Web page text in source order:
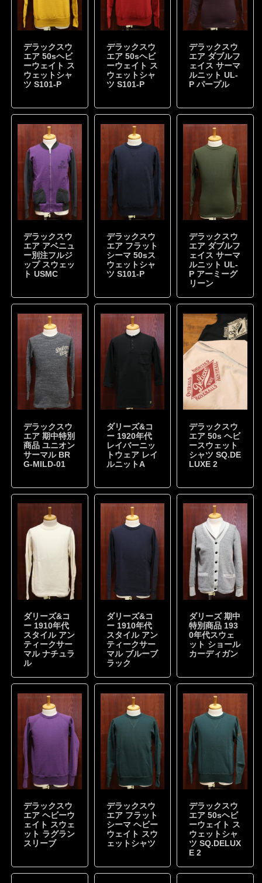
デラックスウ
エア 50sヘビ
ーウェイト ス
ウェットシャ
ツ S101-P
デラックスウ
エア 50sヘビ
ーウェイト ス
ウェットシャ
ツ S101-P
デラックスウ
エア ダブルフ
ェイス サーマ
ルニット UL-
P パープル
デラックスウ
エア アベニュ
ー別注フルジ
ップ スウェッ
ト USMC
デラックスウ
エア フラット
シーマ 50sス
ウェットシャ
ツ S101-P
デラックスウ
エア ダブルフ
ェイス サーマ
ルニット UL-
P アーミーグ
リーン
デラックスウ
エア 期中特別
商品 ユニオン
サーマル BR
G-MILD-01
ダリーズ&コ
ー 1920年代
レイバーニッ
トウェア レイ
ルニットA
デラックスウ
エア 50s ヘビ
ースウェット
シャツ SQ.DE
LUXE 2
ダリーズ&コ
ー 1910年代
スタイル アン
ティークサー
マル ナチュラ
ル
ダリーズ&コ
ー 1910年代
スタイル アン
ティークサー
マル ブルーブ
ラック
ダリーズ 期中
特別商品 193
0年代スウェ
ット ショール
カーディガン
デラックスウ
エア ヘビーウ
ェイト スウェ
ット ラグラン
スリーブ
デラックスウ
エア フラット
シーマ ヘビー
ウェイト スウ
ェットシャツ
デラックスウ
エア 50sヘビ
ーウェイト ス
ウェットシャ
ツ SQ.DELUX
E 2